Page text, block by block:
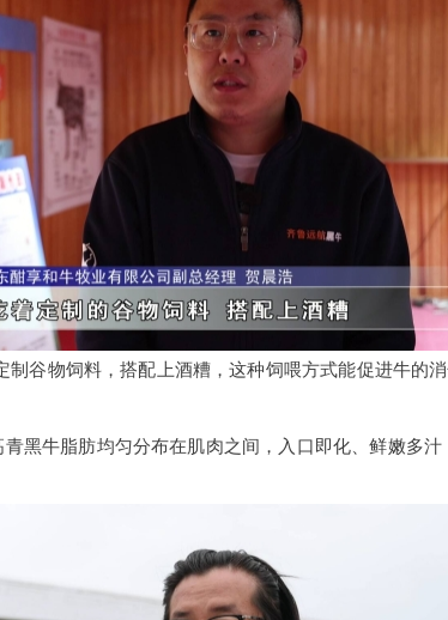
谷物饲料，搭配上酒糟，这种饲喂方式能促进牛的
黑牛脂肪均匀分布在肌肉之间，入口即化、鲜嫩多汁